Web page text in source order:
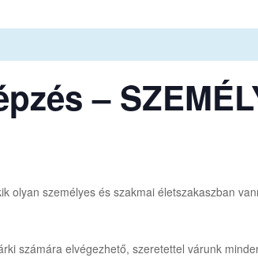
–
olyan személyes és szakmai életszakaszban
számára elvégezhető, szeretettel várunk